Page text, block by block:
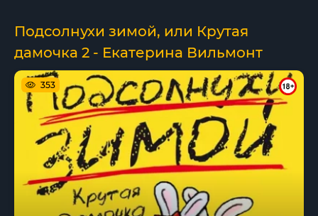
Подсолнухи зимой, или Крутая
дамочка 2 - Екатерина Вильмонт
353